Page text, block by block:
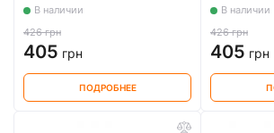
В наличии
426 грн
405 грн
ПОДРОБНЕЕ
В наличии
426 грн
405 грн